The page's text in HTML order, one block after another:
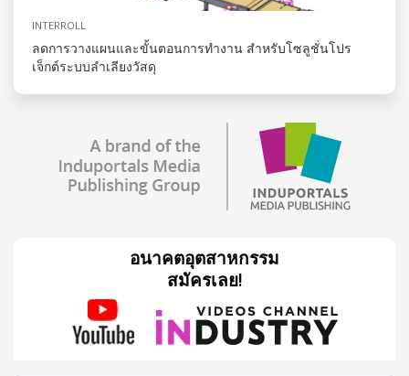
INTERROLL
ลดการวางแผนและขั้นตอนการทำงาน สำหรับโซลูชั่นโปร
เจ็กต์ระบบลำเลียงวัสดุ
อนาคตอุตสาหกรรม
สมัครเลย!